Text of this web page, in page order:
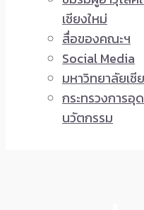
เชียงใหม่
สื่อของคณะฯ
Social Media
มหาวิทยาลัยเชี
กระทรวงการอุ
นวัตกรรม